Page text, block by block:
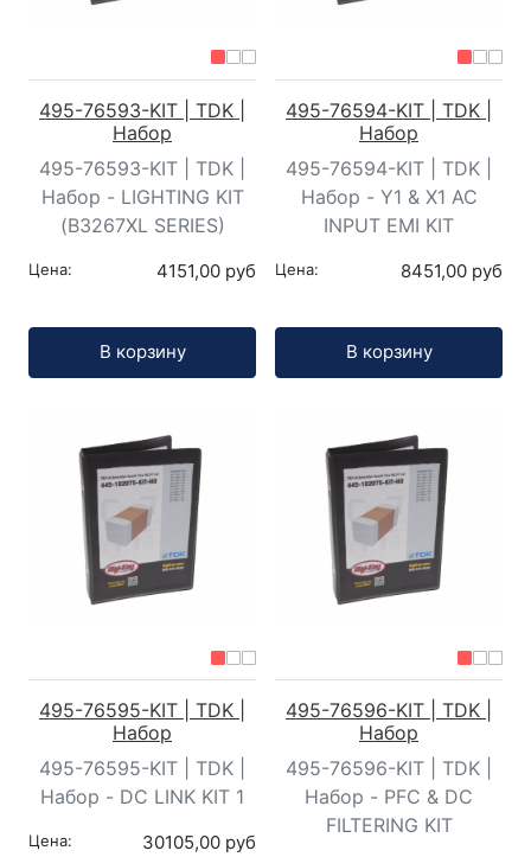
495-76593-KIT | TDK |
Набор
495-76593-KIT | TDK |
Набор - LIGHTING KIT
(B3267XL SERIES)
Цена: 4151,00 руб
В корзину
495-76594-KIT | TDK |
Набор
495-76594-KIT | TDK |
Набор - Y1 & X1 AC
INPUT EMI KIT
Цена: 8451,00 руб
В корзину
495-76595-KIT | TDK |
Набор
495-76595-KIT | TDK |
Набор - DC LINK KIT 1
Цена: 30105,00 руб
495-76596-KIT | TDK |
Набор
495-76596-KIT | TDK |
Набор - PFC & DC
FILTERING KIT